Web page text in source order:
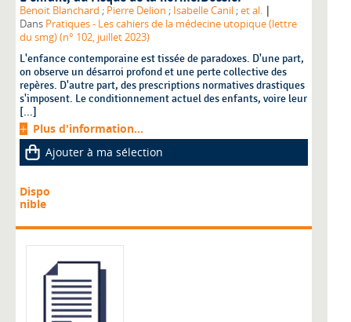
Benoit Blanchard ; Pierre Delion ; Isabelle Canil ;et al. |
Dans Pratiques - Les cahiers de la médecine utopique (lettre
du smg) (n° 102, juillet 2023)
L'enfance contemporaine est tissée de paradoxes. D'une part,
on observe un désarroi profond et une perte collective des
repères. D'autre part, des prescriptions normatives drastiques
s'imposent. Le conditionnement actuel des enfants, voire leur
[...]
Plus d'information...
Ajouter à ma sélection
Dispo
nible